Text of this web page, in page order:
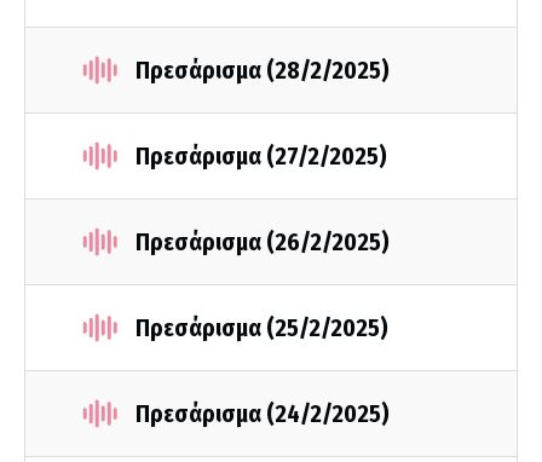
Πρεσάρισμα (28/2/2025)
Πρεσάρισμα (27/2/2025)
Πρεσάρισμα (26/2/2025)
Πρεσάρισμα (25/2/2025)
Πρεσάρισμα (24/2/2025)